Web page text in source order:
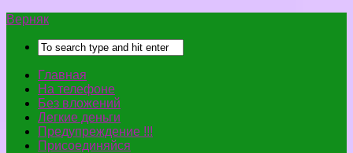
Верняк
Главная
На телефоне
Без вложений
Легкие деньги
Предупреждение !!!
Присоединяйся